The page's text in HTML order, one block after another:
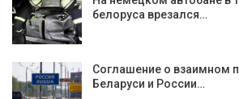
белоруса врезался…
Соглашение о взаимном
Беларуси и России…